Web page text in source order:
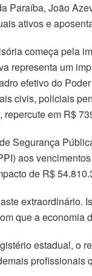
Paraíba, João
ativos e
começa pela
representa um
efetivo do
civis, policiais
repercute em R$
Segurança
aos
de R$
extraordinário.
que a economia
estadual, o
profissionais